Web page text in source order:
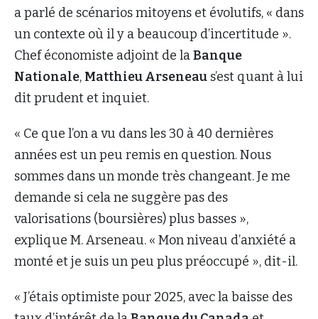
a parlé de scénarios mitoyens et évolutifs, « dans
un contexte où il y a beaucoup d’incertitude ».
Chef économiste adjoint de laBanque
Nationale, Matthieu Arseneau s’est quant à lui
dit prudent et inquiet.
« Ce que l’on a vu dans les 30 à 40 dernières
années est un peu remis en question. Nous
sommes dans un monde très changeant. Je me
demande si cela ne suggère pas des
valorisations (boursières) plus basses »,
explique M. Arseneau. « Mon niveau d’anxiété a
monté et je suis un peu plus préoccupé », dit-il.
« J’étais optimiste pour 2025, avec la baisse des